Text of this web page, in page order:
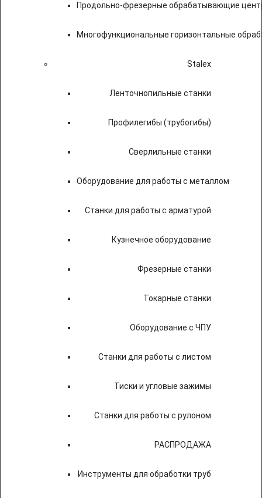
Продольно-фрезерные обрабатывающие
Многофункциональные горизонтальные
Stalex
Ленточнопильные станки
Профилегибы (трубогибы)
Сверлильные станки
Оборудование для работы с металлом
Станки для работы с арматурой
Кузнечное оборудование
Фрезерные станки
Токарные станки
Оборудование с ЧПУ
Станки для работы с листом
Тиски и угловые зажимы
Станки для работы с рулоном
РАСПРОДАЖА
Инструменты для обработки труб